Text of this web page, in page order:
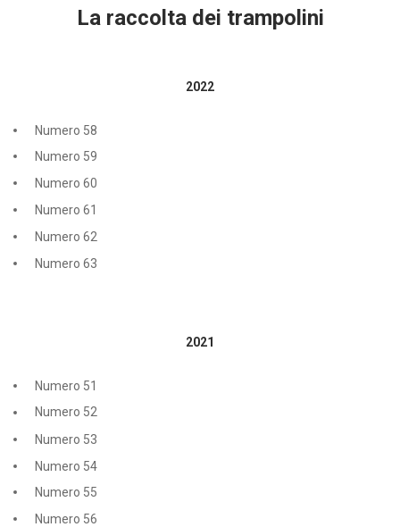
La raccolta dei trampolini
2022
Numero 58
Numero 59
Numero 60
Numero 61
Numero 62
Numero 63
2021
Numero 51
Numero 52
Numero 53
Numero 54
Numero 55
Numero 56